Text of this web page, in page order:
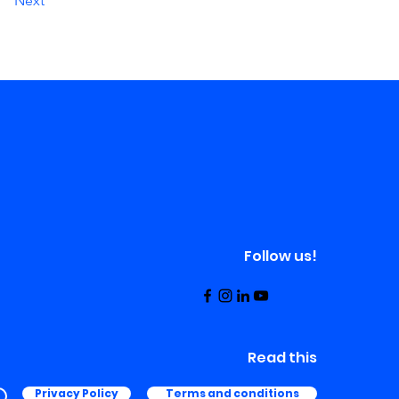
Follow us!
Read this
Privacy Policy Terms and conditions